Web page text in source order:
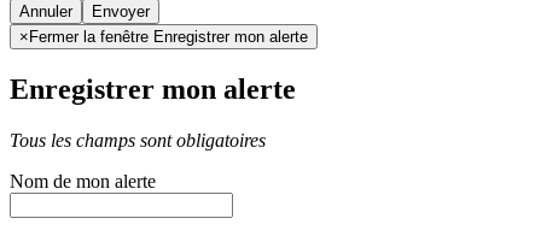
Annuler
× Fermer la fenêtre Enregistrer mon alerte
Enregistrer mon alerte
Tous les champs sont obligatoires
Nom de mon alerte